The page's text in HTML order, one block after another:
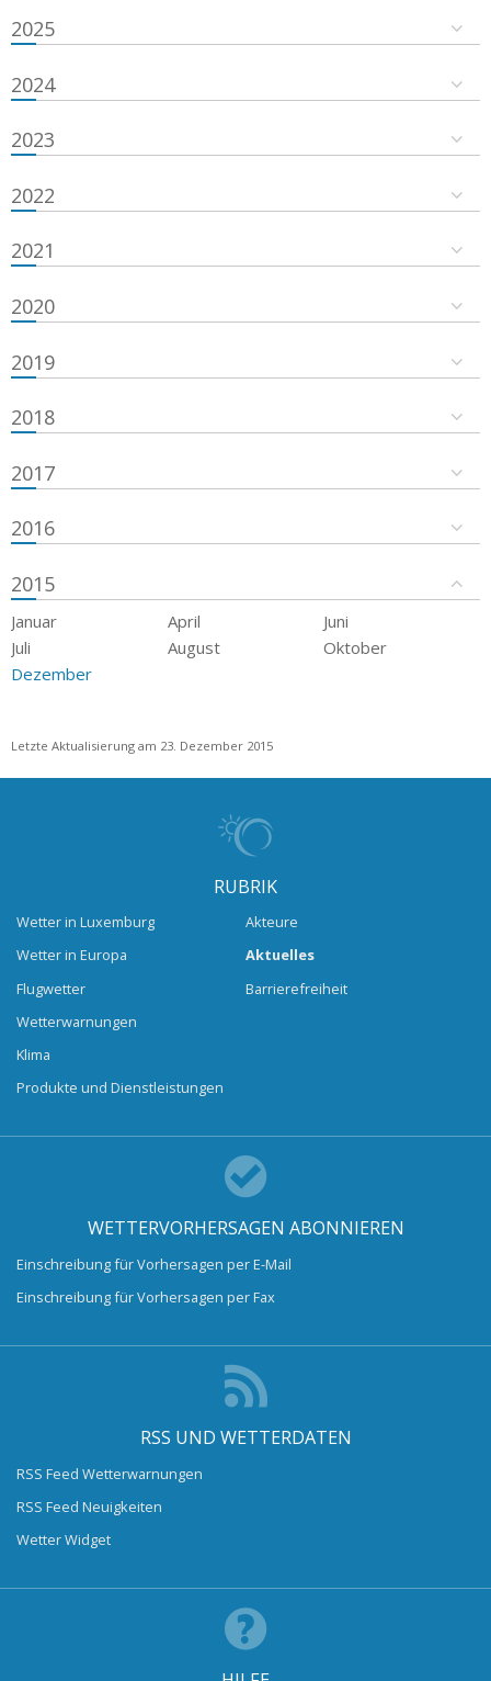
2025
2024
2023
2022
2021
2020
2019
2018
2017
2016
2015
Januar April
Juni
Juli
August
Oktober
Dezember
Letzte Aktualisierung am 23. Dezember 2015
RUBRIK
Wetter in Luxemburg
Wetter in Europa
Flugwetter
Wetterwarnungen
Klima
Produkte und Dienstleistungen
Akteure
Aktuelles
Barrierefreiheit
WETTERVORHERSAGEN ABONNIEREN
Einschreibung für Vorhersagen per E-Mail
Einschreibung für Vorhersagen per Fax
RSS UND WETTERDATEN
RSS Feed Wetterwarnungen
RSS Feed Neuigkeiten
Wetter Widget